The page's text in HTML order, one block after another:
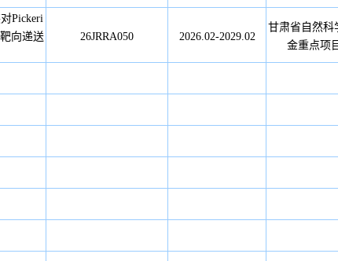
Pickeri
向递送
26JRRA050 2026.02-2029.02
甘肃省自然科
金重点项